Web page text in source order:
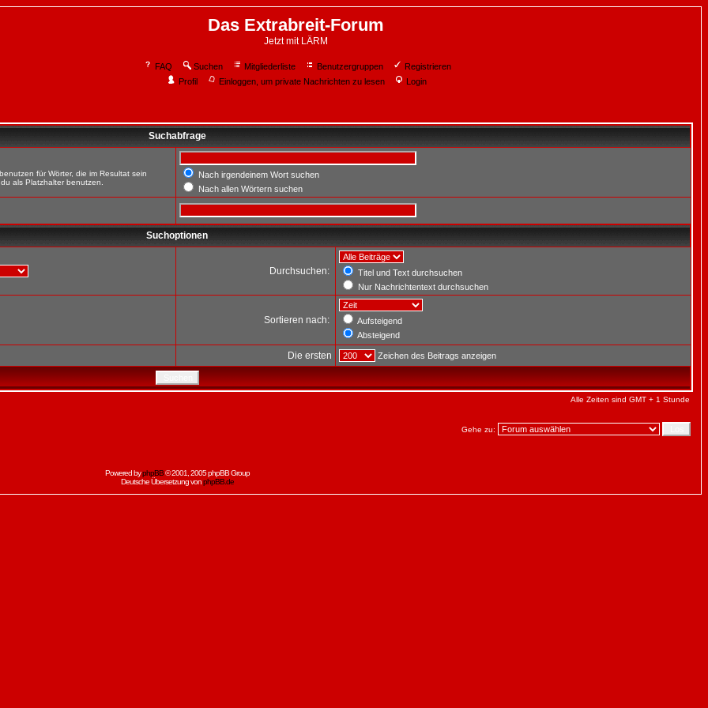
Das Extrabreit-Forum
Jetzt mit LÄRM
FAQ Suchen Mitgliederliste Benutzergruppen
Registrieren
Profil
Einloggen, um private Nachrichten zu lesen Login
Suchabfrage
für Wörter, die im Resultat sein
als Platzhalter benutzen.
Nach irgendeinem Wort suchen
Nach allen Wörtern suchen
Suchoptionen
Durchsuchen:
Titel und Text durchsuchen
Nur Nachrichtentext durchsuchen
Sortieren nach:
Aufsteigend
Absteigend
Die ersten Zeichen des Beitrags anzeigen
Alle Zeiten sind GMT + 1 Stunde
Gehe zu:
Powered byphpBB© 2001, 2005 phpBB Group
Deutsche Übersetzung vonphpBB.de